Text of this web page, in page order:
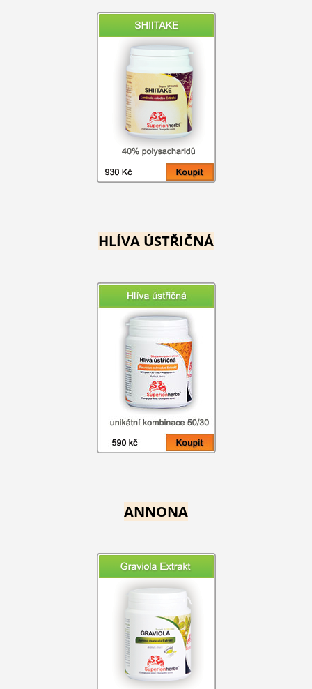
HLÍVA ÚSTŘIČNÁ
ANNONA